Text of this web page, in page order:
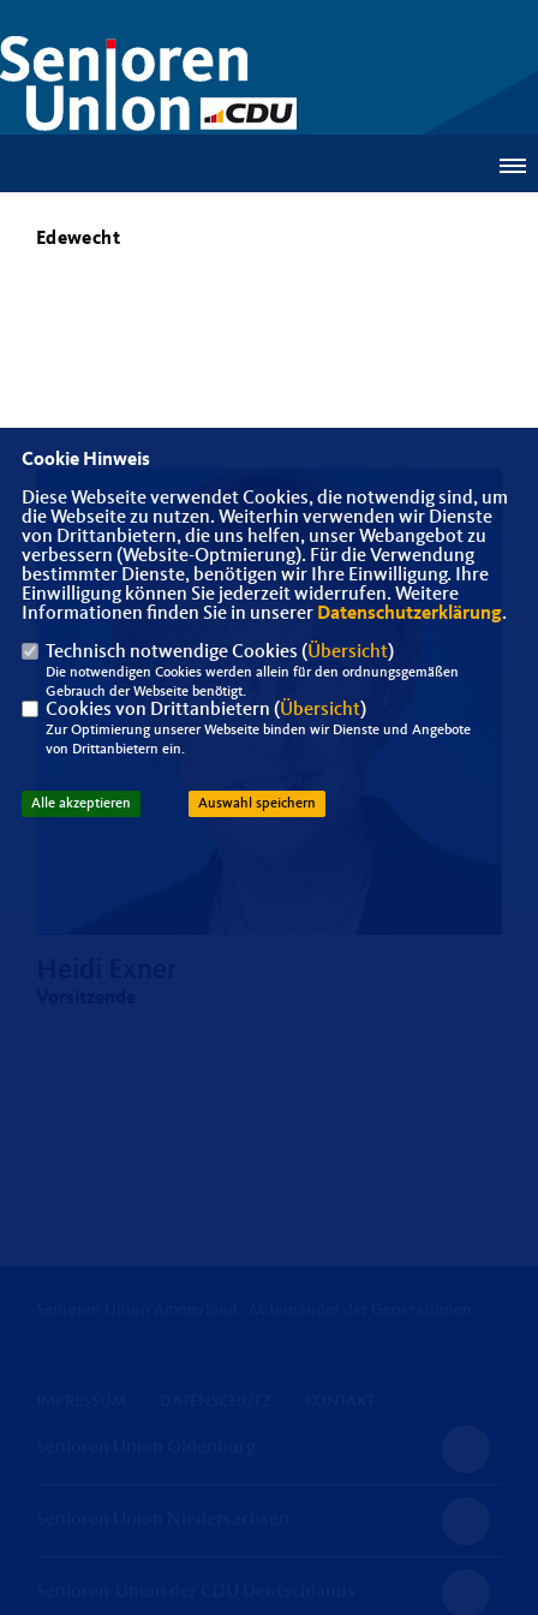
Edewecht
Cookie Hinweis
Diese Webseite verwendet Cookies, die notwendig sind, um
die Webseite zu nutzen. Weiterhin verwenden wir Dienste
von Drittanbietern, die uns helfen, unser Webangebot zu
verbessern (Website-Optmierung). Für die Verwendung
bestimmter Dienste, benötigen wir Ihre Einwilligung. Ihre
Einwilligung können Sie jederzeit widerrufen. Weitere
Informationen finden Sie in unserer Datenschutzerklärung.
Technisch notwendige Cookies (Übersicht)
Die notwendigen Cookies werden allein für den ordnungsgemäßen
Gebrauch der Webseite benötigt.
Cookies von Drittanbietern (Übersicht)
Zur Optimierung unserer Webseite binden wir Dienste und Angebote
von Drittanbietern ein.
Alle akzeptieren Auswahl speichern